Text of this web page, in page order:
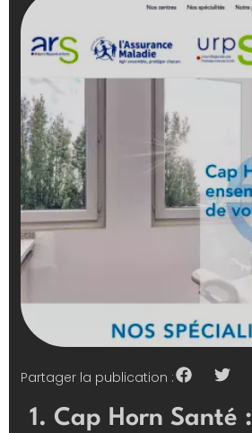
Partager la publication :
1. Cap Horn Santé :